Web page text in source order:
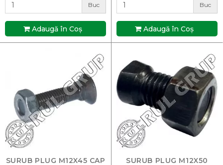
Buc
Adaugă în Coş
Buc
Adaugă în Coş
SURUB PLUG M12X45 CAP
SURUB PLUG M12X50